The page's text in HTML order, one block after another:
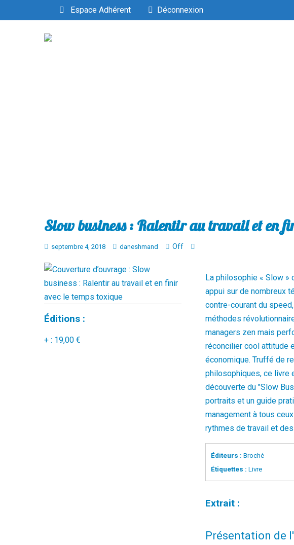
Espace Adhérent Déconnexion
Slow business : Ralentir au travail et en
septembre 4, 2018 daneshmand Off
Éditions :
: 19,00 €
La philosophie « Slow »
appui sur de nombreux
contre-courant du
méthodes
managers zen mais
réconcilier cool attitude
économique. Truffé de
philosophiques, ce livre
découverte du "Slow
portraits et un guide
management à tous
rythmes de travail et
Éditeurs : Broché
Étiquettes : Livre
Extrait :
Présentation de